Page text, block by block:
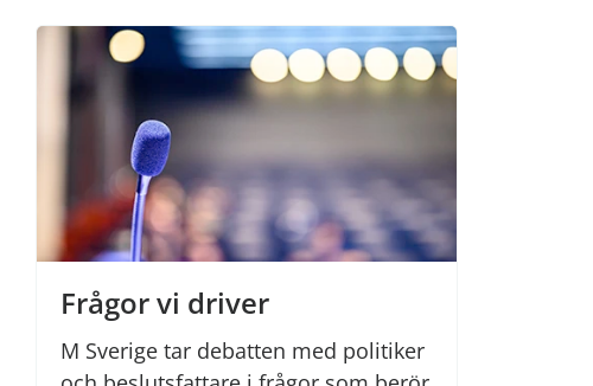
Frågor vi driver
M Sverige tar debatten med politiker